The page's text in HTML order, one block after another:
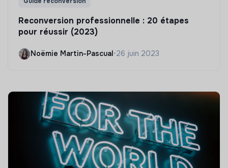
Reconversion professionnelle : 20 étapes
pour réussir (2023)
Noëmie Martin-Pascual•26 juin 2023